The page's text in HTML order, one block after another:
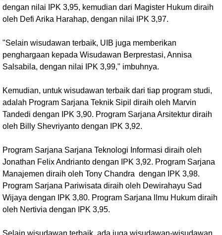
dengan nilai IPK 3,95, kemudian dari Magister Hukum diraih
oleh Defi Arika Harahap, dengan nilai IPK 3,97.
"Selain wisudawan terbaik, UIB juga memberikan
penghargaan kepada Wisudawan Berprestasi, Annisa
Salsabila, dengan nilai IPK 3,99," imbuhnya.
Kemudian, untuk wisudawan terbaik dari tiap program studi,
adalah Program Sarjana Teknik Sipil diraih oleh Marvin
Tandedi dengan IPK 3,90. Program Sarjana Arsitektur diraih
oleh Billy Shevriyanto dengan IPK 3,92.
Program Sarjana Sarjana Teknologi Informasi diraih oleh
Jonathan Felix Andrianto dengan IPK 3,92. Program Sarjana
Manajemen diraih oleh Tony Chandra dengan IPK 3,98.
Program Sarjana Pariwisata diraih oleh Dewirahayu Sad
Wijaya dengan IPK 3,80. Program Sarjana llmu Hukum diraih
oleh Nertivia dengan IPK 3,95.
Selain wisudawan terbaik, ada juga wisudawan-wisudawan